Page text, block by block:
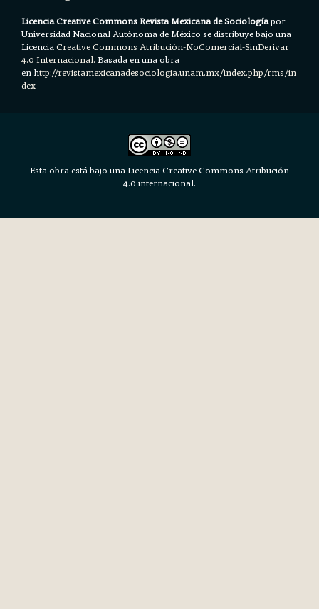
Licencia Creative Commons Revista Mexicana de Sociologíapor
Universidad Nacional Autónoma de México se distribuye bajo una
LicenciaCreative Commons Atribución-NoComercial-SinDerivar
4.0 Internacional.Basada en una obra
en http://revistamexicanadesociologia.unam.mx/index.php/rms/in
dex
Esta obra está bajo una Licencia Creative Commons Atribución
4.0 internacional.